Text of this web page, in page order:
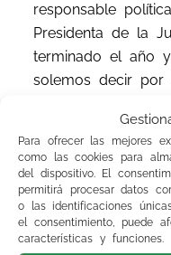
Para ofrecer las mejores
como las cookies para
del dispositivo. El
permitirá procesar datos
o las identificaciones
el consentimiento, puede
características y funciones.
responsable
Presidenta de la
terminado el año
solemos decir
web pusimos,
para la promesa
que, en 2015,
tener contratos al
termine el año
verdades que son